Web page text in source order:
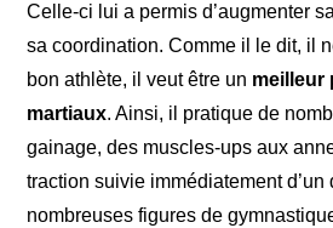
Celle-ci lui a permis d’augmenter
sa coordination. Comme il le dit, il
bon athlète, il veut être un meilleur
martiaux. Ainsi, il pratique de
gainage, des muscles-ups aux
traction suivie immédiatement
nombreuses figures de